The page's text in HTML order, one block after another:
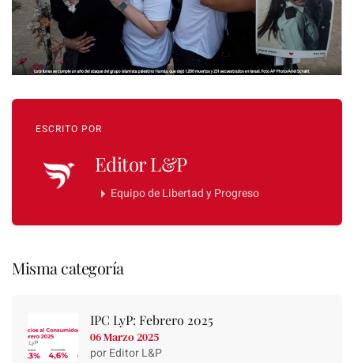
ESCRITO POR
Editor L&P
Equipo de Libertad y Progreso
Misma categoría
IPC LyP: Febrero 2025
06 Marzo 2025
por Editor L&P